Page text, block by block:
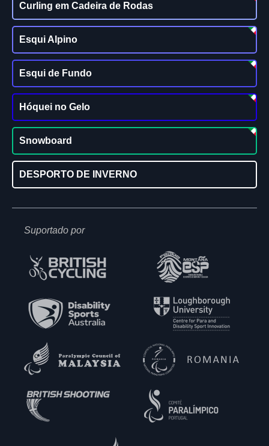
Curling em Cadeira de Rodas
Esqui Alpino
Esqui de Fundo
Hóquei no Gelo
Snowboard
DESPORTO DE INVERNO
Suportado por